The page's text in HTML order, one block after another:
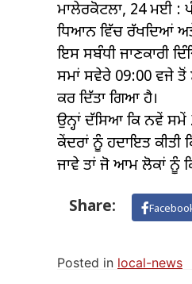
ਮਾਲੇਰਕੋਟਲਾ, 24 ਮਈ :
ਧਿਆਨ ਵਿੱਚ ਰੱਖਦਿਆਂ
ਇਸ ਸਬੰਧੀ ਜਾਣਕਾਰੀ
ਸਮਾਂ ਸਵੇਰੇ 09:00 ਵਜੇ
ਕਰ ਦਿੱਤਾ ਗਿਆ ਹੈ।
ਉਨ੍ਹਾਂ ਦੱਸਿਆ ਕਿ ਨਵੇਂ
ਕੇਂਦਰਾਂ ਨੂੰ ਹਦਾਇਤ ਕੀਤੀ
ਜਾਵੇ ਤਾਂ ਜੋ ਆਮ ਲੋਕਾਂ ਨੂੰ
Share:
Posted in local-news